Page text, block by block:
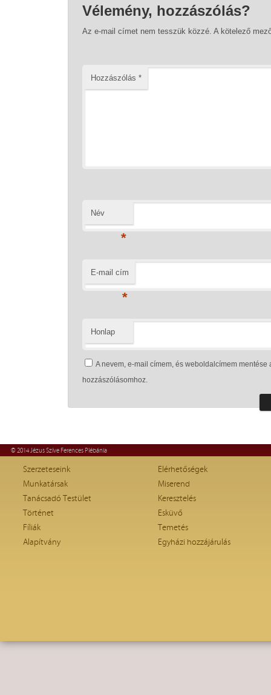
Vélemény, hozzászólás?
Az e-mail címet nem tesszük közzé. A kötelező
Hozzászólás *
Név
*
E-mail cím
*
Honlap
A nevem, e-mail címem, és weboldalcímem
hozzászólásomhoz.
© 2014 Jézus Szíve Ferences Plébánia
Szerzeteseink
Munkatársak
Tanácsadó Testület
Történet
Fíliák
Alapítvány
Elérhetőségek
Miserend
Keresztelés
Esküvő
Temetés
Egyházi hozzájárulás